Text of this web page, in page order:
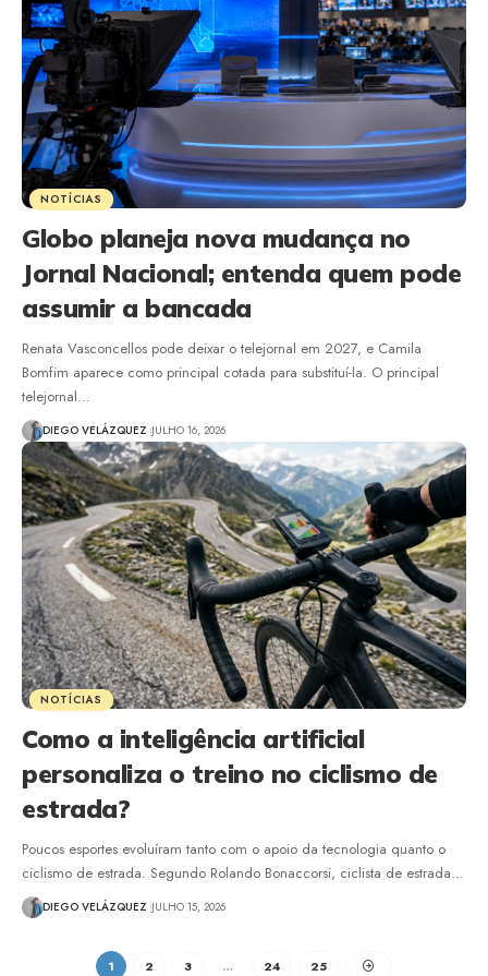
NOTÍCIAS
Globo planeja nova mudança no
Jornal Nacional; entenda quem pode
assumir a bancada
Renata Vasconcellos pode deixar o telejornal em 2027, e Camila
Bomfim aparece como principal cotada para substituí-la. O principal
telejornal…
DIEGO VELÁZQUEZ JULHO 16, 2026
NOTÍCIAS
Como a inteligência artificial
personaliza o treino no ciclismo de
estrada?
Poucos esportes evoluíram tanto com o apoio da tecnologia quanto o
ciclismo de estrada. Segundo Rolando Bonaccorsi, ciclista de estrada…
DIEGO VELÁZQUEZ JULHO 15, 2026
1 2 3 … 24 25